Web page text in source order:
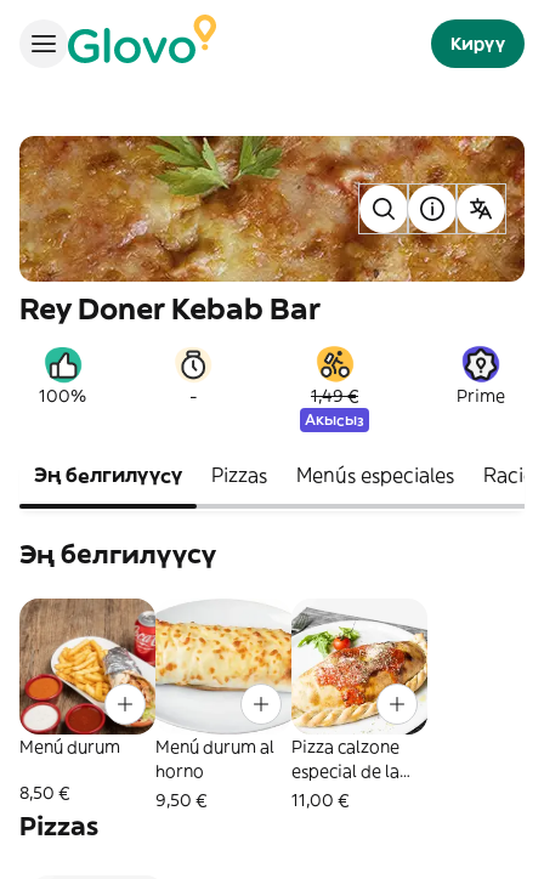
Кирүү
Rey Doner Kebab Bar
100% - 1,49 €
Акысыз
Prime
Эң белгилүүсү Pizzas Menús especiales
Эң белгилүүсү
Menú durum
8,50 €
Menú durum al
horno
9,50 €
Pizza calzone
especial de la
casa (32 cm.)
11,00 €
Pizzas